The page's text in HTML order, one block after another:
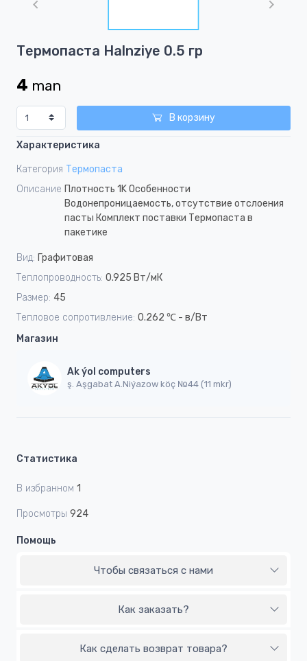
1
1
Термопаста Halnziye 0.5 гр
4 man
В корзину
Характеристика
Категория Термопаста
Описание Плотность 1K Особенности
Водонепроницаемость, отсутствие отслоения
пасты Комплект поставки Термопаста в
пакетике
Вид: Графитовая
Теплопроводность: 0.925 Вт/мК
Размер: 45
Тепловое сопротивление: 0.262 ℃ - в/Вт
Магазин
Ak ýol computers
ş. Aşgabat A.Niýazow köç №44 (11 mkr)
Статистика
В избранном 1
Просмотры 924
Помощь
Чтобы связаться с нами
Как заказать?
Как сделать возврат товара?